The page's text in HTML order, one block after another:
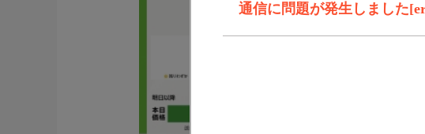
通信に問題が発生しました